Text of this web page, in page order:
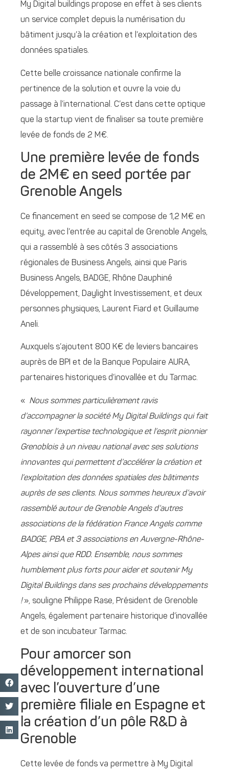
My Digital buildings propose en effet à ses clients
un service complet depuis la numérisation du
bâtiment jusqu’à la création et l’exploitation des
données spatiales.
Cette belle croissance nationale confirme la
pertinence de la solution et ouvre la voie du
passage à l’international. C’est dans cette optique
que la startup vient de finaliser sa toute première
levée de fonds de 2 M€.
Une première levée de fonds
de 2M€ en seed portée par
Grenoble Angels
Ce financement en seed se compose de 1,2 M€ en
equity, avec l’entrée au capital de Grenoble Angels,
qui a rassemblé à ses côtés 3 associations
régionales de Business Angels, ainsi que Paris
Business Angels, BADGE, Rhône Dauphiné
Développement, Daylight Investissement, et deux
personnes physiques, Laurent Fiard et Guillaume
Aneli.
Auxquels s’ajoutent 800 K€ de leviers bancaires
auprès de BPI et de la Banque Populaire AURA,
partenaires historiques d’inovallée et du Tarmac.
« Nous sommes particulièrement ravis
d’accompagner la société My Digital Buildings qui fait
rayonner l’expertise technologique et l’esprit pionnier
Grenoblois à un niveau national avec ses solutions
innovantes qui permettent d’accélérer la création et
l’exploitation des données spatiales des bâtiments
auprès de ses clients. Nous sommes heureux d’avoir
rassemblé autour de Grenoble Angels d’autres
associations de la fédération France Angels comme
BADGE, PBA et 3 associations en Auvergne-Rhône-
Alpes ainsi que RDD. Ensemble, nous sommes
humblement plus forts pour aider et soutenir My
Digital Buildings dans ses prochains développements
!», souligne Philippe Rase, Président de Grenoble
Angels, également partenaire historique d’inovallée
et de son incubateur Tarmac.
Pour amorcer son
développement international
avec l’ouverture d’une
première filiale en Espagne et
la création d’un pôle R&D à
Grenoble
Cette levée de fonds va permettre à My Digital